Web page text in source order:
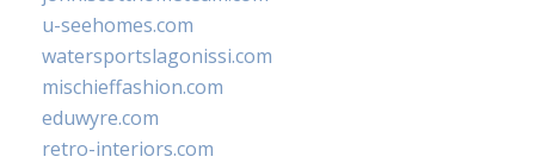
u-seehomes.com
watersportslagonissi.com
mischieffashion.com
eduwyre.com
retro-interiors.com